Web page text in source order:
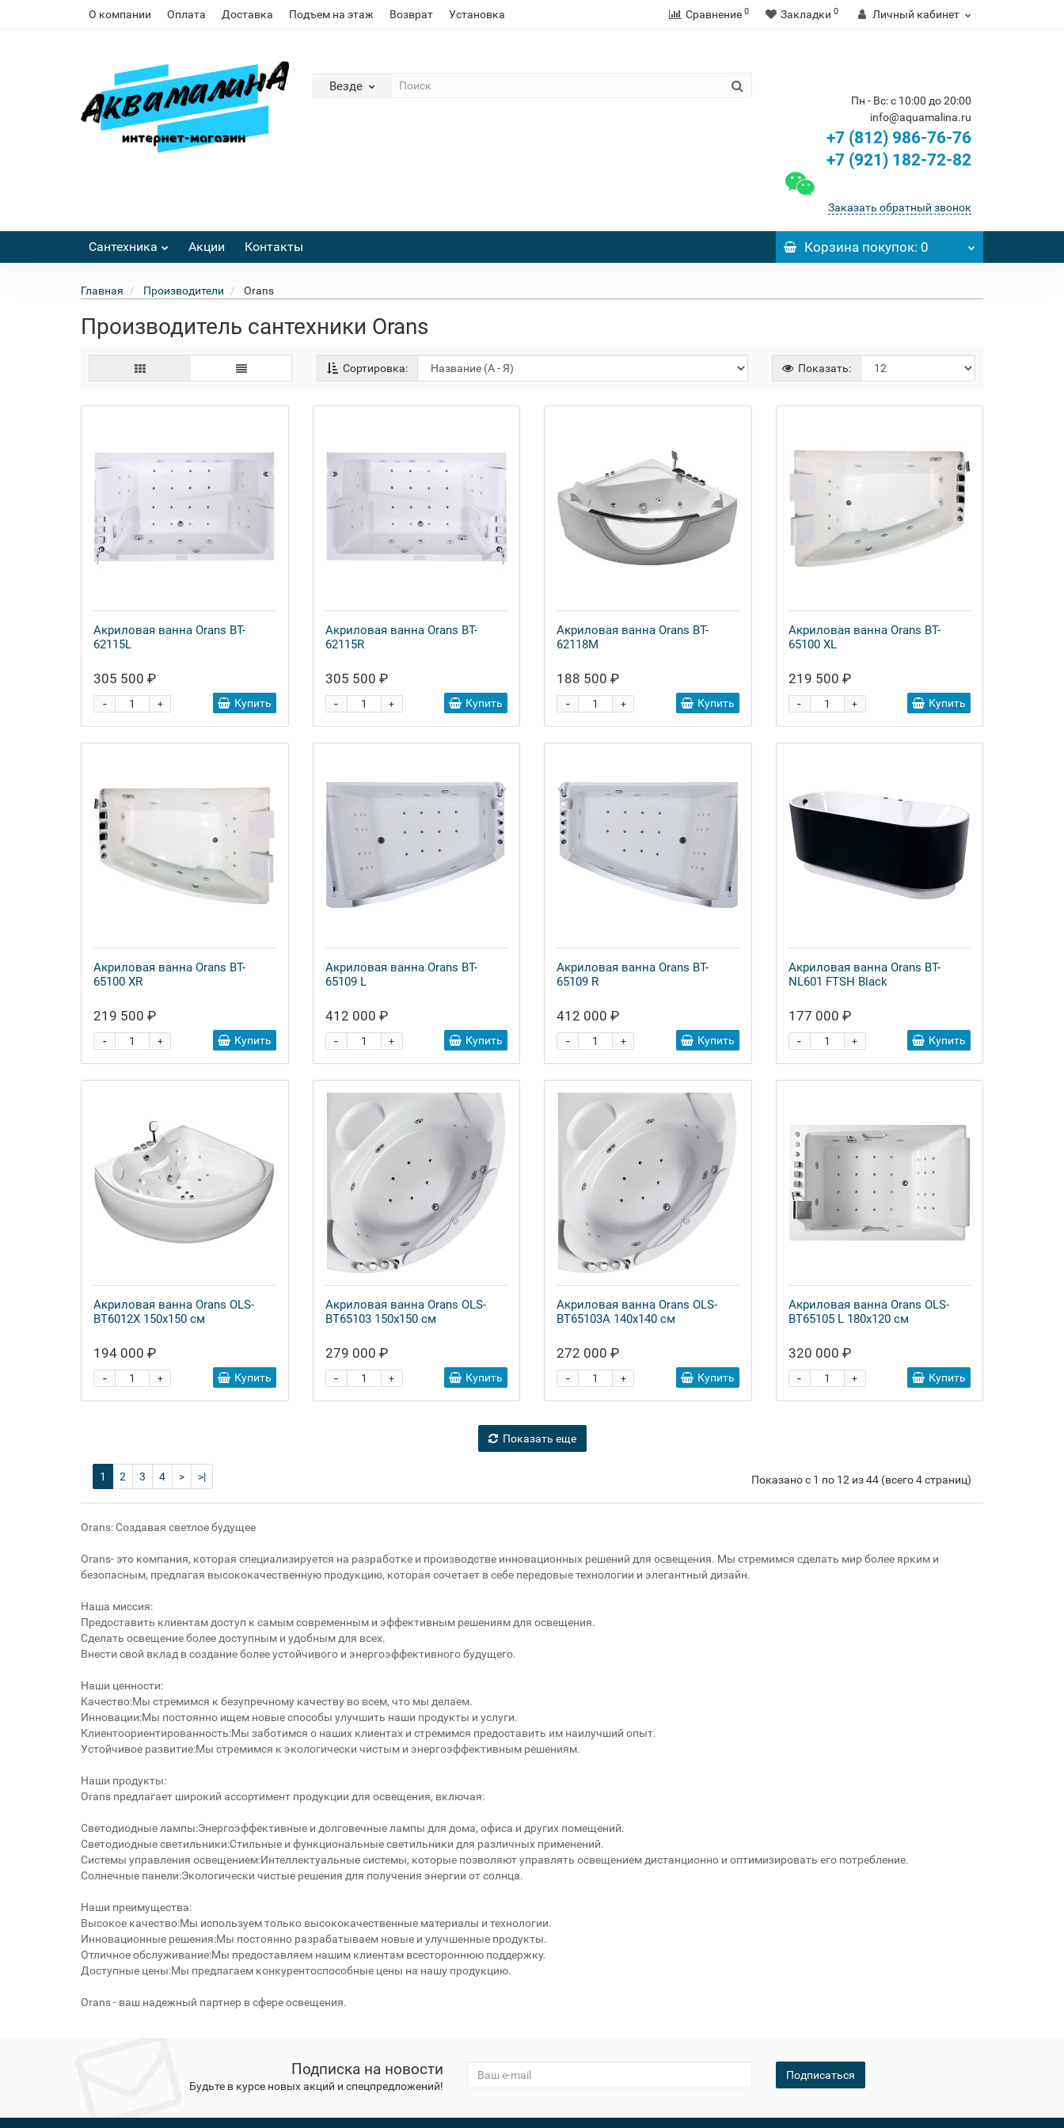
О компании Оплата Доставка Подъем на этаж Возврат Установка Сравнение 0 Закладки 0 Личный кабинет
Везде
Пн - Вс: с 10:00 до 20:00
info@aquamalina.ru
+7 (812) 986-76-76
+7 (921) 182-72-82
Заказать обратный звонок
Сантехника Акции Контакты Корзинапокупок: 0
Главная Производители Orans
Производитель сантехники Orans
Сортировка: Показать:
Акриловая ванна Orans BT-
62115L
305 500 ₽
+
- Купить
Акриловая ванна Orans BT-
62115R
305 500 ₽
+
- Купить
Акриловая ванна Orans BT-
62118M
188 500 ₽
+
- Купить
Акриловая ванна Orans BT-
65100 XL
219 500 ₽
+
- Купить
Акриловая ванна Orans BT-
65100 XR
219 500 ₽
+
- Купить
Акриловая ванна Orans BT-
65109 L
412 000 ₽
+
- Купить
Акриловая ванна Orans BT-
65109 R
412 000 ₽
+
- Купить
Акриловая ванна Orans BT-
NL601 FTSH Black
177 000 ₽
+
- Купить
Акриловая ванна Orans OLS-
BT6012X 150x150 см
194 000 ₽
+
- Купить
Акриловая ванна Orans OLS-
BT65103 150x150 см
279 000 ₽
+
- Купить
Акриловая ванна Orans OLS-
BT65103А 140x140 см
272 000 ₽
+
- Купить
Акриловая ванна Orans OLS-
BT65105 L 180x120 см
320 000 ₽
+
- Купить
Показать еще
1 2 3 4 > >| Показано с 1 по 12 из 44 (всего 4 страниц)
Orans: Создавая светлое будущее
Orans- это компания, которая специализируется на разработке и производстве инновационных решений для освещения. Мы стремимся сделать мир более ярким и
безопасным, предлагая высококачественную продукцию, которая сочетает в себе передовые технологии и элегантный дизайн.
Наша миссия:
Предоставить клиентам доступ к самым современным и эффективным решениям для освещения.
Сделать освещение более доступным и удобным для всех.
Внести свой вклад в создание более устойчивого и энергоэффективного будущего.
Наши ценности:
Качество:Мы стремимся к безупречному качеству во всем, что мы делаем.
Инновации:Мы постоянно ищем новые способы улучшить наши продукты и услуги.
Клиентоориентированность:Мы заботимся о наших клиентах и стремимся предоставить им наилучший опыт.
Устойчивое развитие:Мы стремимся к экологически чистым и энергоэффективным решениям.
Наши продукты:
Orans предлагает широкий ассортимент продукции для освещения, включая:
Светодиодные лампы:Энергоэффективные и долговечные лампы для дома, офиса и других помещений.
Светодиодные светильники:Стильные и функциональные светильники для различных применений.
Системы управления освещением:Интеллектуальные системы, которые позволяют управлять освещением дистанционно и оптимизировать его потребление.
Солнечные панели:Экологически чистые решения для получения энергии от солнца.
Наши преимущества:
Высокое качество:Мы используем только высококачественные материалы и технологии.
Инновационные решения:Мы постоянно разрабатываем новые и улучшенные продукты.
Отличное обслуживание:Мы предоставляем нашим клиентам всестороннюю поддержку.
Доступные цены:Мы предлагаем конкурентоспособные цены на нашу продукцию.
Orans - ваш надежный партнер в сфере освещения.
Подписка на новости
Будьте в курсе новых акций и спецпредложений!
Подписаться